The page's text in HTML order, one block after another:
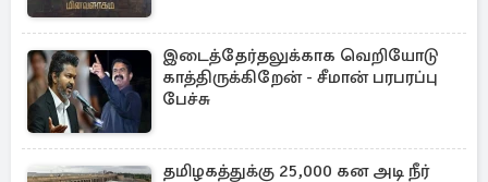
இடைத்தேர்தலுக்காக வெறியோடு
காத்திருக்கிறேன் - சீமான் பரபரப்பு
பேச்சு
தமிழகத்துக்கு 25,000 கன அடி நீர்